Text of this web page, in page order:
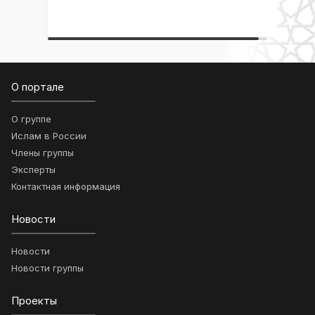
О портале
О группе
Ислам в России
Члены группы
Эксперты
Контактная информация
Новости
Новости
Новости группы
Проекты